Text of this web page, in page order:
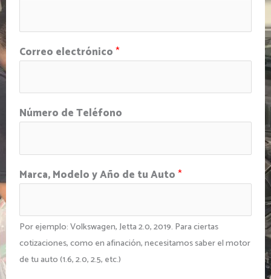
Correo electrónico*
Número de Teléfono
Marca, Modelo y Año de tu Auto*
Por ejemplo: Volkswagen, Jetta 2.0, 2019. Para ciertas
cotizaciones, como en afinación, necesitamos saber el motor
de tu auto (1.6, 2.0, 2.5, etc.)